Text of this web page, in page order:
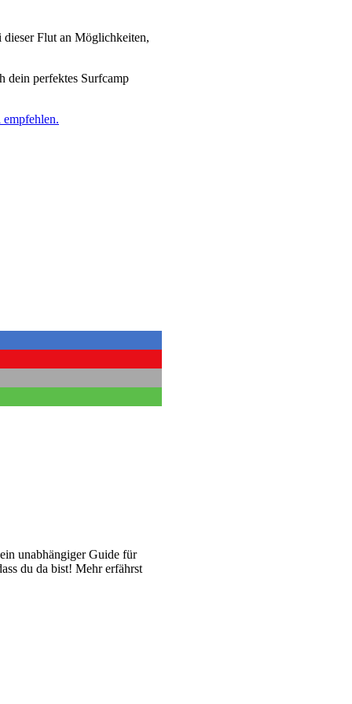
dieser Flut an Möglichkeiten,
dein perfektes Surfcamp
unabhängiger Guide für
du da bist! Mehr erfährst